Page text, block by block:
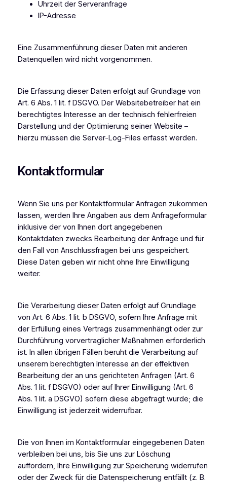
Uhrzeit der Serveranfrage
IP-Adresse
Eine Zusammenführung dieser Daten mit anderen
Datenquellen wird nicht vorgenommen.
Die Erfassung dieser Daten erfolgt auf Grundlage von
Art. 6 Abs. 1 lit. f DSGVO. Der Websitebetreiber hat ein
berechtigtes Interesse an der technisch fehlerfreien
Darstellung und der Optimierung seiner Website –
hierzu müssen die Server-Log-Files erfasst werden.
Kontaktformular
Wenn Sie uns per Kontaktformular Anfragen zukommen
lassen, werden Ihre Angaben aus dem Anfrageformular
inklusive der von Ihnen dort angegebenen
Kontaktdaten zwecks Bearbeitung der Anfrage und für
den Fall von Anschlussfragen bei uns gespeichert.
Diese Daten geben wir nicht ohne Ihre Einwilligung
weiter.
Die Verarbeitung dieser Daten erfolgt auf Grundlage
von Art. 6 Abs. 1 lit. b DSGVO, sofern Ihre Anfrage mit
der Erfüllung eines Vertrags zusammenhängt oder zur
Durchführung vorvertraglicher Maßnahmen erforderlich
ist. In allen übrigen Fällen beruht die Verarbeitung auf
unserem berechtigten Interesse an der effektiven
Bearbeitung der an uns gerichteten Anfragen (Art. 6
Abs. 1 lit. f DSGVO) oder auf Ihrer Einwilligung (Art. 6
Abs. 1 lit. a DSGVO) sofern diese abgefragt wurde; die
Einwilligung ist jederzeit widerrufbar.
Die von Ihnen im Kontaktformular eingegebenen Daten
verbleiben bei uns, bis Sie uns zur Löschung
auffordern, Ihre Einwilligung zur Speicherung widerrufen
oder der Zweck für die Datenspeicherung entfällt (z. B.